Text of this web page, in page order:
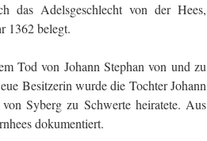
das Adelsgeschlecht von der Hees,
1362 belegt.
Tod von Johann Stephan von und zu
Besitzerin wurde die Tochter Johann
Syberg zu Schwerte heiratete. Aus
dokumentiert.